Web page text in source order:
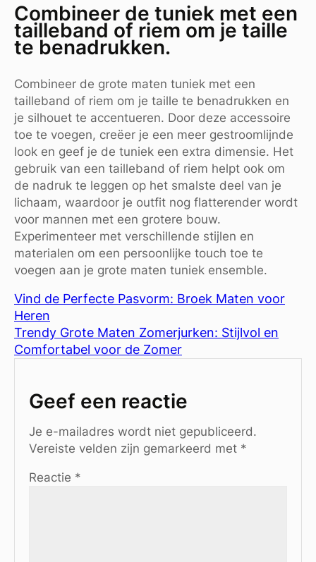
Combineer de tuniek met een
tailleband of riem om je taille
te benadrukken.
Combineer de grote maten tuniek met een
tailleband of riem om je taille te benadrukken en
je silhouet te accentueren. Door deze accessoire
toe te voegen, creëer je een meer gestroomlijnde
look en geef je de tuniek een extra dimensie. Het
gebruik van een tailleband of riem helpt ook om
de nadruk te leggen op het smalste deel van je
lichaam, waardoor je outfit nog flatterender wordt
voor mannen met een grotere bouw.
Experimenteer met verschillende stijlen en
materialen om een persoonlijke touch toe te
voegen aan je grote maten tuniek ensemble.
Vind de Perfecte Pasvorm: Broek Maten voor
Heren
Trendy Grote Maten Zomerjurken: Stijlvol en
Comfortabel voor de Zomer
Geef een reactie
Je e-mailadres wordt niet gepubliceerd.
Vereiste velden zijn gemarkeerd met *
Reactie *